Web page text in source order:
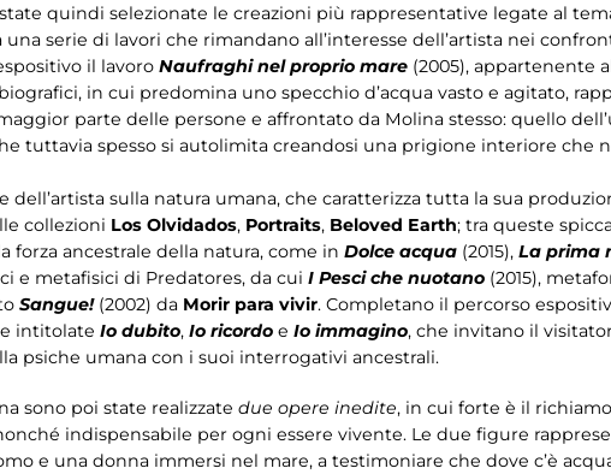
quindi selezionate le creazioni più rappresentative legate al
serie di lavori che rimandano all’interesse dell’artista nei
il lavoro Naufraghi nel proprio mare (2005), appartenente
in cui predomina uno specchio d’acqua vasto e agitato,
parte delle persone e affrontato da Molina stesso: quello
tuttavia spesso si autolimita creandosi una prigione interiore che
dell’artista sulla natura umana, che caratterizza tutta la sua
collezioni Los Olvidados, Portraits, Beloved Earth; tra queste
ancestrale della natura, come in Dolce acqua (2015), La prima
e metafisici di Predatores, da cui I Pesci che nuotano (2015),
Sangue!(2002) da Morir para vivir. Completano il percorso
intitolate Io dubito, Io ricordo e Io immagino, che invitano il
psiche umana con i suoi interrogativi ancestrali.
sono poi state realizzate due opere inedite, in cui forte è il
indispensabile per ogni essere vivente. Le due figure
e una donna immersi nel mare, a testimoniare che dove c’è